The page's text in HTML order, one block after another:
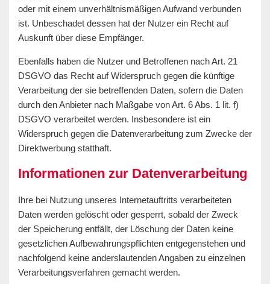
oder mit einem unverhältnismäßigen Aufwand verbunden
ist. Unbeschadet dessen hat der Nutzer ein Recht auf
Auskunft über diese Empfänger.
Ebenfalls haben die Nutzer und Betroffenen nach Art. 21
DSGVO das Recht auf Widerspruch gegen die künftige
Verarbeitung der sie betreffenden Daten, sofern die Daten
durch den Anbieter nach Maßgabe von Art. 6 Abs. 1 lit. f)
DSGVO verarbeitet werden. Insbesondere ist ein
Widerspruch gegen die Datenverarbeitung zum Zwecke der
Direktwerbung statthaft.
Informationen zur Datenverarbeitung
Ihre bei Nutzung unseres Internetauftritts verarbeiteten
Daten werden gelöscht oder gesperrt, sobald der Zweck
der Speicherung entfällt, der Löschung der Daten keine
gesetzlichen Aufbewahrungspflichten entgegenstehen und
nachfolgend keine anderslautenden Angaben zu einzelnen
Verarbeitungsverfahren gemacht werden.